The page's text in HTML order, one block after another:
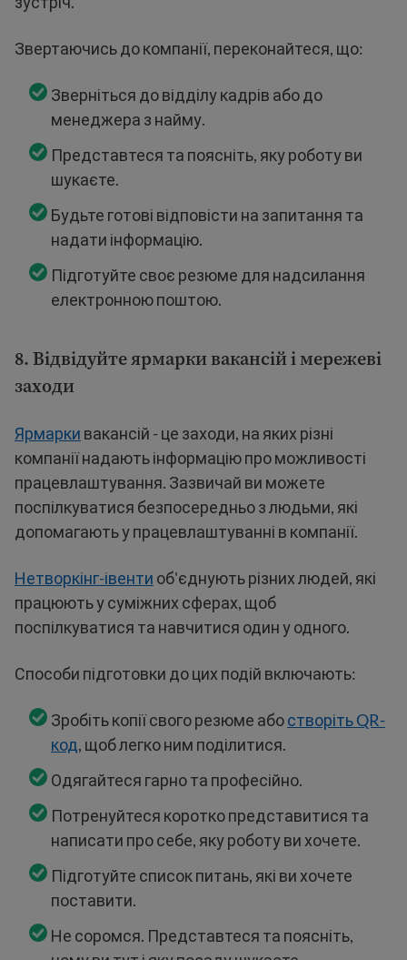
Звертаючись до компанії, переконайтеся, що:
Зверніться до відділу кадрів або до
менеджера з найму.
Представтеся та поясніть, яку роботу ви
шукаєте.
Будьте готові відповісти на запитання та
надати інформацію.
Підготуйте своє резюме для надсилання
електронною поштою.
8. Відвідуйте ярмарки вакансій і мережеві
заходи
Ярмарки вакансій - це заходи, на яких різні
компанії надають інформацію про можливості
працевлаштування. Зазвичай ви можете
поспілкуватися безпосередньо з людьми, які
допомагають у працевлаштуванні в компанії.
Нетворкінг-івенти об'єднують різних людей, які
працюють у суміжних сферах, щоб
поспілкуватися та навчитися один у одного.
Способи підготовки до цих подій включають:
Зробіть копії свого резюме абостворіть QR-
код, щоб легко ним поділитися.
Одягайтеся гарно та професійно.
Потренуйтеся коротко представитися та
написати про себе, яку роботу ви хочете.
Підготуйте список питань, які ви хочете
поставити.
Не соромся. Представтеся та поясніть,